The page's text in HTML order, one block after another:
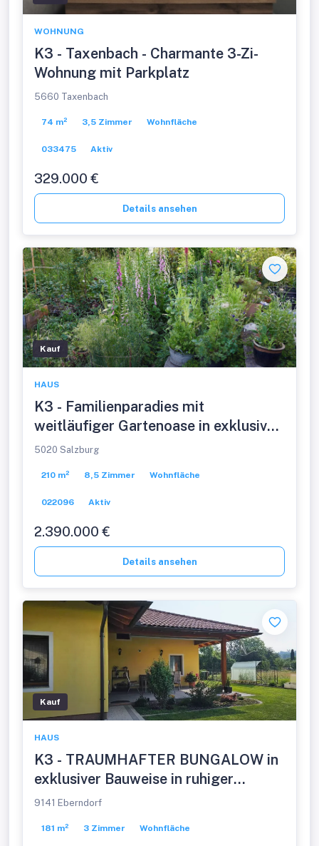
WOHNUNG
K3 - Taxenbach - Charmante 3-Zi-
Wohnung mit Parkplatz
5660 Taxenbach
74 m² 3,5 Zimmer Wohnfläche
033475 Aktiv
329.000 €
Details ansehen
Kauf
HAUS
K3 - Familienparadies mit
weitläufiger Gartenoase in exklusiver
Salzburger Stadtlage!
Ruhelage mit Grün- und Bergblick!
5020 Salzburg
210 m² 8,5 Zimmer Wohnfläche
022096 Aktiv
2.390.000 €
Details ansehen
Kauf
HAUS
K3 - TRAUMHAFTER BUNGALOW in
exklusiver Bauweise in ruhiger
Dorfrandlage, barrierefrei, sucht
9141 Eberndorf
181 m² 3 Zimmer Wohnfläche